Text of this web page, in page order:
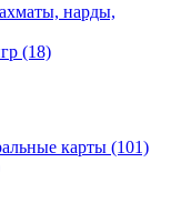
нарды,
(18)
карты (101)